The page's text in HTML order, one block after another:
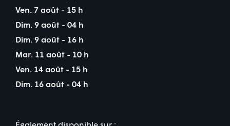
Ven. 7 août - 15 h
Dim. 9 août - 04 h
Dim. 9 août - 16 h
Mar. 11 août - 10 h
Ven. 14 août - 15 h
Dim. 16 août - 04 h